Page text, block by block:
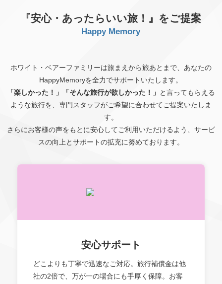
『安心・あったらいい旅！』をご提案
Happy Memory
ホワイト・ベアーファミリーは旅まえから旅あとまで、あなたの
HappyMemoryを全力でサポートいたします。
「楽しかった！」
「そんな旅行が欲しかった！」 と言ってもらえる
ような旅行を、専門スタッフがご希望に合わせてご提案いたしま
す。
さらにお客様の声をもとに安心してご利用いただけるよう、サービ
スの向上とサポートの拡充に努めております。
安心サポート
どこよりも丁寧で迅速なご対応。旅行補償金は他
社の2倍で、万が一の場合にも手厚く保障。お客